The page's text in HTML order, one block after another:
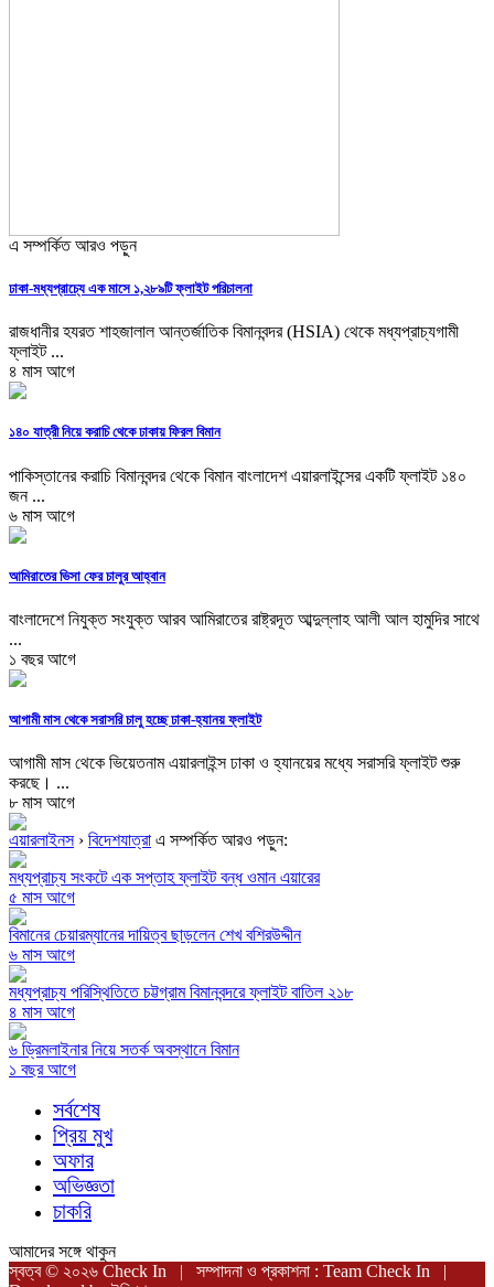
এ সম্পর্কিত আরও পড়ুন
ঢাকা-মধ্যপ্রাচ্যে এক মাসে ১,২৮৯টি ফ্লাইট পরিচালনা
রাজধানীর হযরত শাহজালাল আন্তর্জাতিক বিমানবন্দর (HSIA) থেকে মধ্যপ্রাচ্যগামী
ফ্লাইট ...
৪ মাস আগে
১৪০ যাত্রী নিয়ে করাচি থেকে ঢাকায় ফিরল বিমান
পাকিস্তানের করাচি বিমানবন্দর থেকে বিমান বাংলাদেশ এয়ারলাইন্সের একটি ফ্লাইট ১৪০
জন ...
৬ মাস আগে
আমিরাতের ভিসা ফের চালুর আহ্বান
বাংলাদেশে নিযুক্ত সংযুক্ত আরব আমিরাতের রাষ্ট্রদূত আব্দুল্লাহ আলী আল হামুদির সাথে
...
১ বছর আগে
আগামী মাস থেকে সরাসরি চালু হচ্ছে ঢাকা-হ্যানয় ফ্লাইট
আগামী মাস থেকে ভিয়েতনাম এয়ারলাইন্স ঢাকা ও হ্যানয়ের মধ্যে সরাসরি ফ্লাইট শুরু
করছে। ...
৮ মাস আগে
এয়ারলাইনস› বিদেশযাত্রা এ সম্পর্কিত আরও পড়ুন:
মধ্যপ্রাচ্য সংকটে এক সপ্তাহ ফ্লাইট বন্ধ ওমান এয়ারের
৫ মাস আগে
বিমানের চেয়ারম্যানের দায়িত্ব ছাড়লেন শেখ বশিরউদ্দীন
৬ মাস আগে
মধ্যপ্রাচ্য পরিস্থিতিতে চট্টগ্রাম বিমানবন্দরে ফ্লাইট বাতিল ২১৮
৪ মাস আগে
৬ ড্রিমলাইনার নিয়ে সতর্ক অবস্থানে বিমান
১ বছর আগে
সর্বশেষ
প্রিয় মুখ
অফার
অভিজ্ঞতা
চাকরি
আমাদের সঙ্গে থাকুন
স্বত্ব © ২০২৬ Check In | সম্পাদনা ও প্রকাশনা : Team Check In |